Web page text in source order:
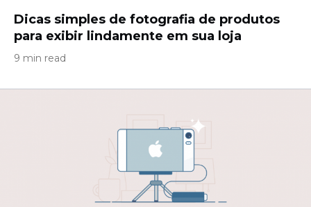
Dicas simples de fotografia de produtos
para exibir lindamente em sua loja
9 min read